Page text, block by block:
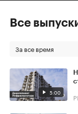
Все
За все время
5:00